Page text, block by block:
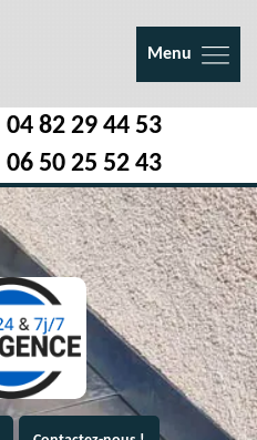
Menu
04 82 29 44 53
06 50 25 52 43